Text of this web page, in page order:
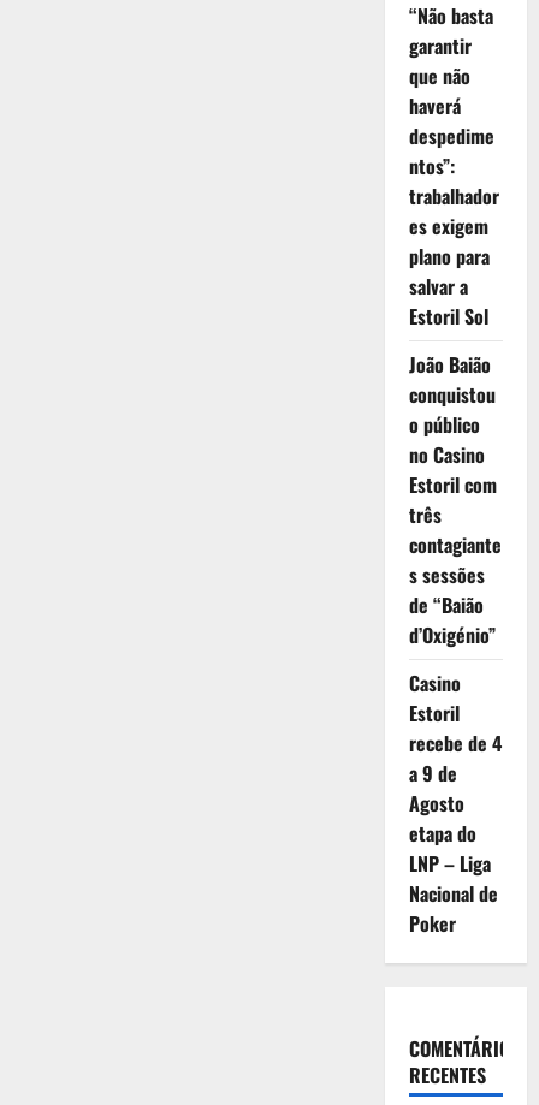
“Não basta
garantir
que não
haverá
despedime
ntos”:
trabalhador
es exigem
plano para
salvar a
Estoril Sol
João Baião
conquistou
o público
no Casino
Estoril com
três
contagiante
s sessões
de “Baião
d’Oxigénio”
Casino
Estoril
recebe de 4
a 9 de
Agosto
etapa do
LNP – Liga
Nacional de
Poker
COMENTÁRIOS
RECENTES